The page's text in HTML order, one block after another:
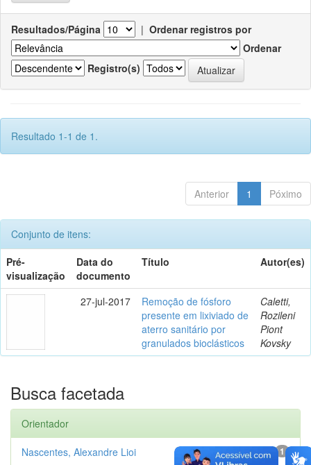
Resultados/Página | Ordenar registros por
Ordenar
Registro(s)
Resultado 1-1 de 1.
Anterior 1 Póximo
Conjunto de itens:
Pré-
visualização
Data do
documento
Título Autor(es)
27-jul-2017
Remoção de fósforo
presente em lixiviado de
aterro sanitário por
granulados bioclásticos
Caletti,
Rozileni
Piont
Kovsky
Busca facetada
Orientador
1
Nascentes, Alexandre Lioi